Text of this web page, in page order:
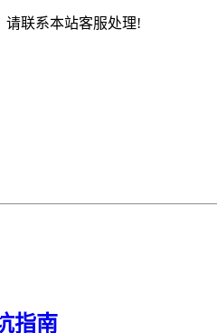
请联系本站客服处理!
指南